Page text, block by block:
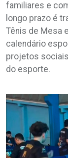
familiares e
longo prazo é
Tênis de Mesa
calendário
projetos
do esporte.